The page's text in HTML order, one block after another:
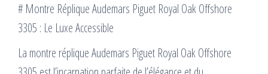
# Montre Réplique Audemars Piguet Royal Oak Offshore
3305 : Le Luxe Accessible
La montre réplique Audemars Piguet Royal Oak Offshore